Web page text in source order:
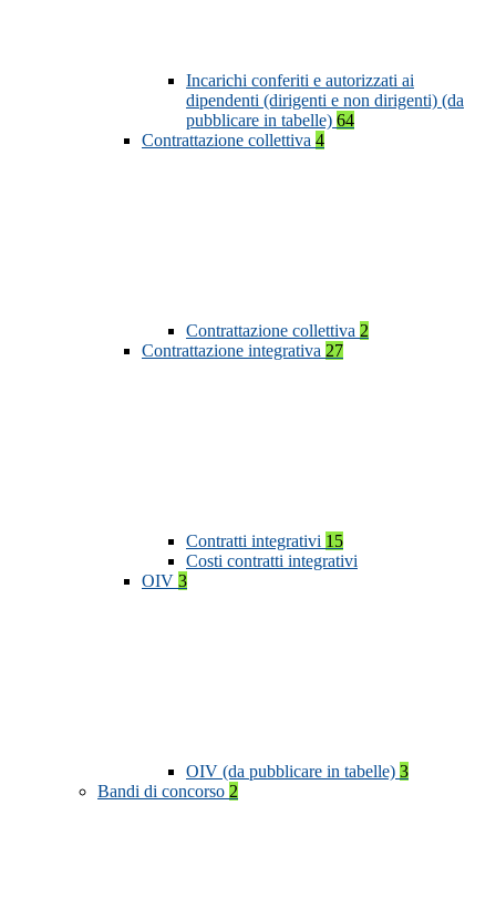
Incarichi conferiti e autorizzati ai
dipendenti (dirigenti e non dirigenti) (da
pubblicare in tabelle) 64
Contrattazione collettiva 4
Contrattazione collettiva 2
Contrattazione integrativa 27
Contratti integrativi 15
Costi contratti integrativi
OIV 3
OIV (da pubblicare in tabelle) 3
Bandi di concorso 2